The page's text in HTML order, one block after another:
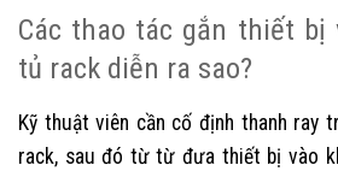
Các thao tác gắn thiết bị
tủ rack diễn ra sao?
Kỹ thuật viên cần cố định thanh ray
rack, sau đó từ từ đưa thiết bị vào